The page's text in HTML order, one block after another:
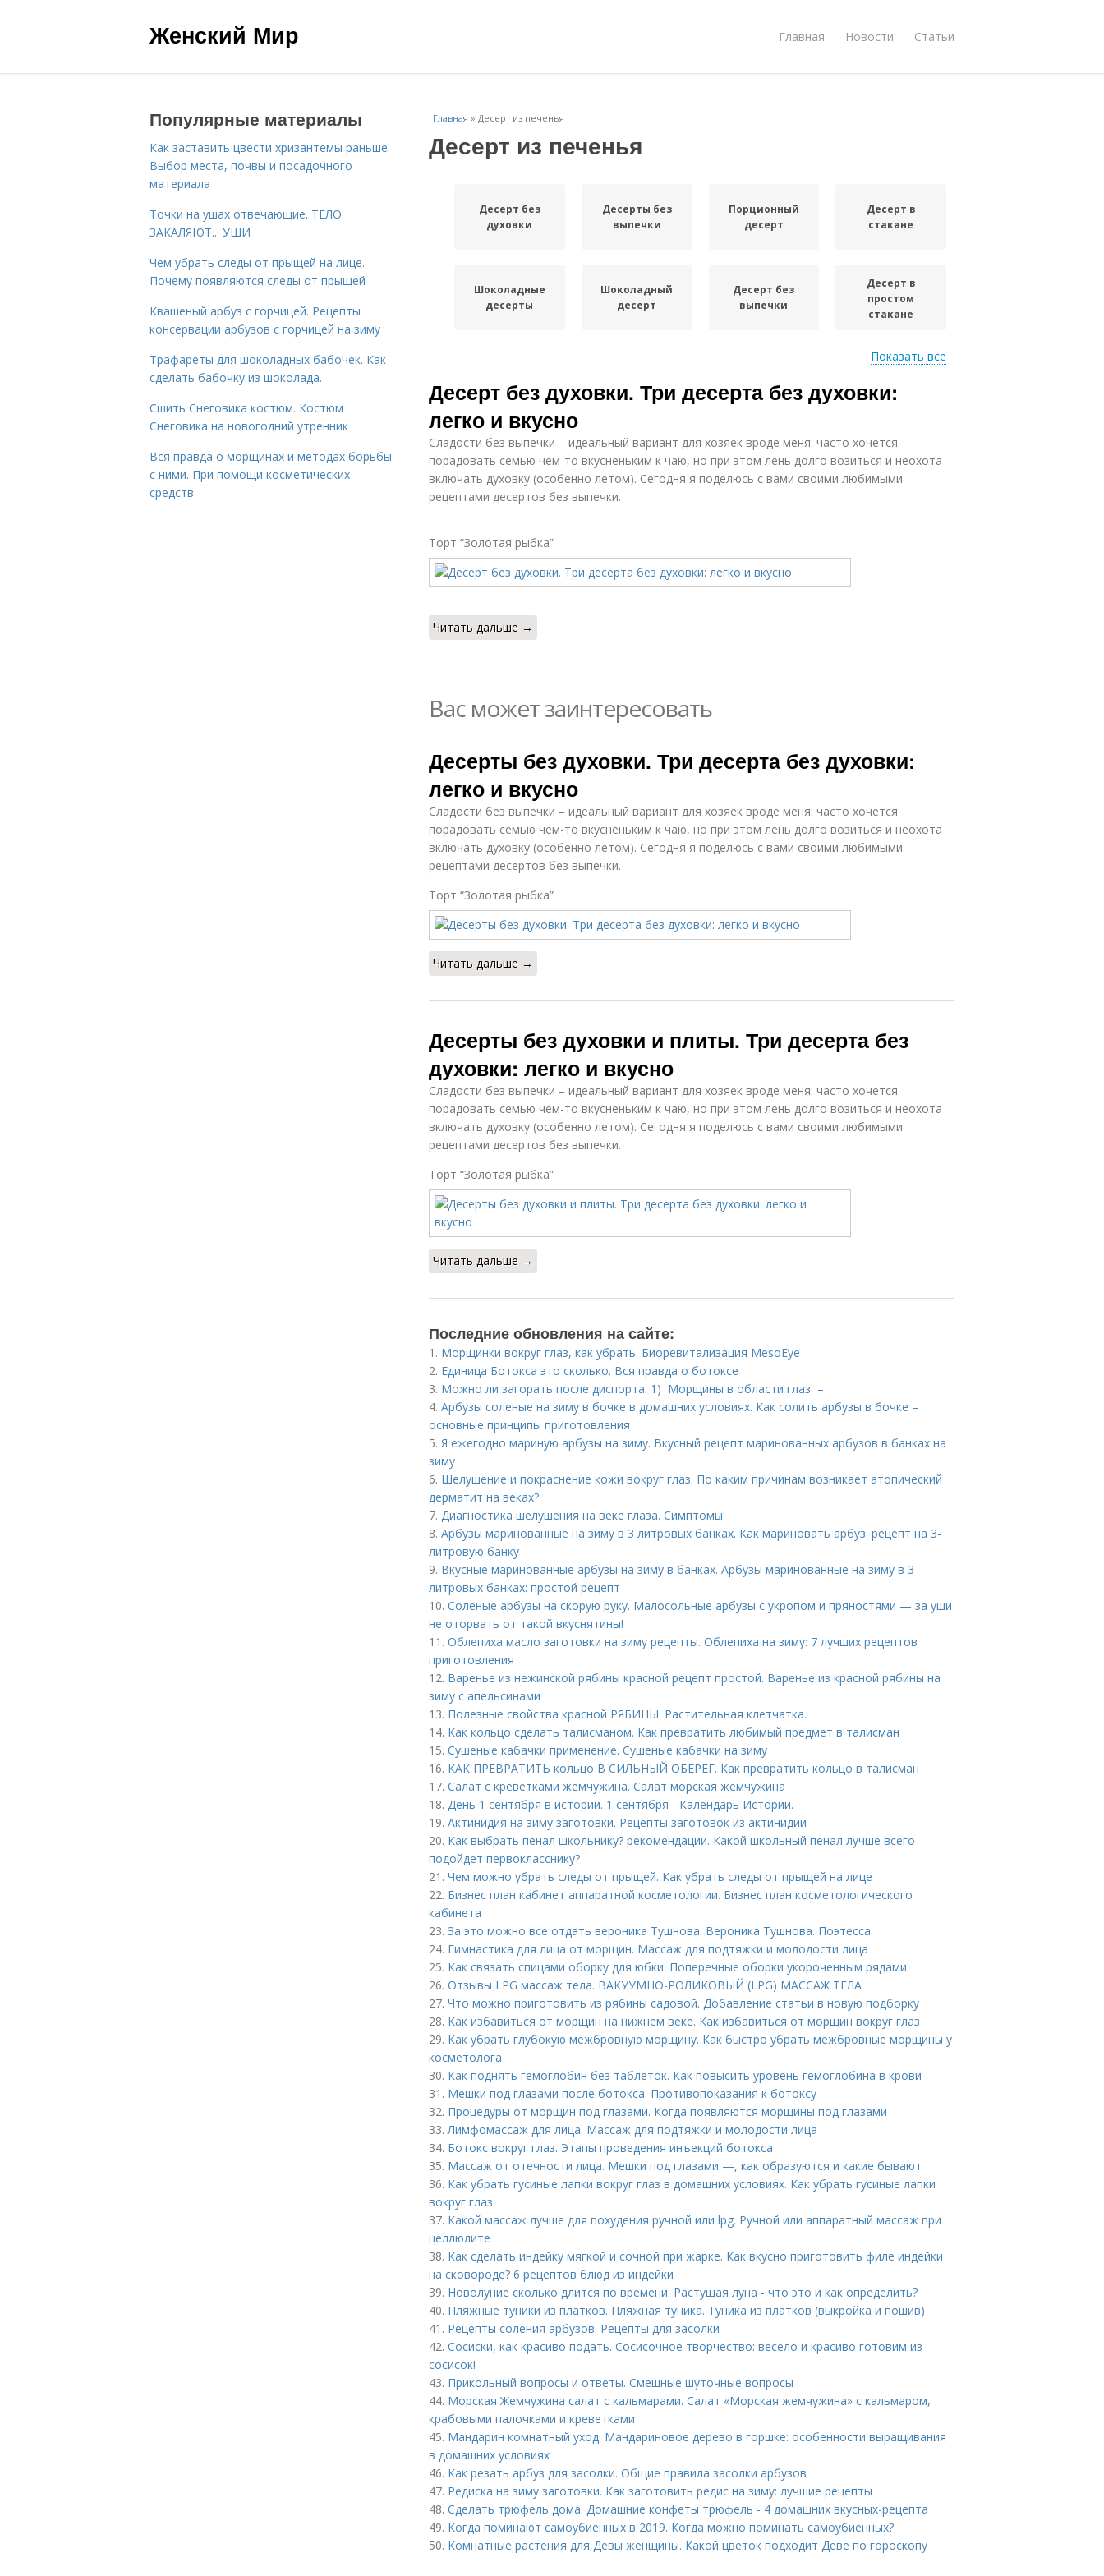
Женский Мир Главная Новости Статьи
Главная » Десерт из печенья
Десерт из печенья
Десерт без
духовки
Десерты без
выпечки
Порционный
десерт
Десерт в
стакане
Шоколадные
десерты
Шоколадный
десерт
Десерт без
выпечки
Десерт в
простом
стакане
Показать все
Десерт без духовки. Три десерта без духовки:
легко и вкусно
Сладости без выпечки – идеальный вариант для хозяек вроде меня: часто хочется
порадовать семью чем-то вкусненьким к чаю, но при этом лень долго возиться и неохота
включать духовку (особенно летом). Сегодня я поделюсь с вами своими любимыми
рецептами десертов без выпечки.
Торт “Золотая рыбка”
Читать дальше →
Вас может заинтересовать
Десерты без духовки. Три десерта без духовки:
легко и вкусно
Сладости без выпечки – идеальный вариант для хозяек вроде меня: часто хочется
порадовать семью чем-то вкусненьким к чаю, но при этом лень долго возиться и неохота
включать духовку (особенно летом). Сегодня я поделюсь с вами своими любимыми
рецептами десертов без выпечки.
Торт “Золотая рыбка”
Читать дальше →
Десерты без духовки и плиты. Три десерта без
духовки: легко и вкусно
Сладости без выпечки – идеальный вариант для хозяек вроде меня: часто хочется
порадовать семью чем-то вкусненьким к чаю, но при этом лень долго возиться и неохота
включать духовку (особенно летом). Сегодня я поделюсь с вами своими любимыми
рецептами десертов без выпечки.
Торт “Золотая рыбка”
Читать дальше →
Последние обновления на сайте:
1. Морщинки вокруг глаз, как убрать. Биоревитализация MesoEye
2. Единица Ботокса это сколько. Вся правда о ботоксе
3. Можно ли загорать после диспорта. 1) Морщины в области глаз –
4. Арбузы соленые на зиму в бочке в домашних условиях. Как солить арбузы в бочке –
основные принципы приготовления
5. Я ежегодно мариную арбузы на зиму. Вкусный рецепт маринованных арбузов в банках на
зиму
6. Шелушение и покраснение кожи вокруг глаз. По каким причинам возникает атопический
дерматит на веках?
7. Диагностика шелушения на веке глаза. Симптомы
8. Арбузы маринованные на зиму в 3 литровых банках. Как мариновать арбуз: рецепт на 3-
литровую банку
9. Вкусные маринованные арбузы на зиму в банках. Арбузы маринованные на зиму в 3
литровых банках: простой рецепт
10. Соленые арбузы на скорую руку. Малосольные арбузы с укропом и пряностями — за уши
не оторвать от такой вкуснятины!
11. Облепиха масло заготовки на зиму рецепты. Облепиха на зиму: 7 лучших рецептов
приготовления
12. Варенье из нежинской рябины красной рецепт простой. Варенье из красной рябины на
зиму с апельсинами
13. Полезные свойства красной РЯБИНЫ. Растительная клетчатка.
14. Как кольцо сделать талисманом. Как превратить любимый предмет в талисман
15. Сушеные кабачки применение. Сушеные кабачки на зиму
16. КАК ПРЕВРАТИТЬ кольцо В СИЛЬНЫЙ ОБЕРЕГ. Как превратить кольцо в талисман
17. Салат с креветками жемчужина. Салат морская жемчужина
18. День 1 сентября в истории. 1 сентября - Календарь Истории.
19. Актинидия на зиму заготовки. Рецепты заготовок из актинидии
20. Как выбрать пенал школьнику? рекомендации. Какой школьный пенал лучше всего
подойдет первокласснику?
21. Чем можно убрать следы от прыщей. Как убрать следы от прыщей на лице
22. Бизнес план кабинет аппаратной косметологии. Бизнес план косметологического
кабинета
23. За это можно все отдать вероника Тушнова. Вероника Тушнова. Поэтесса.
24. Гимнастика для лица от морщин. Массаж для подтяжки и молодости лица
25. Как связать спицами оборку для юбки. Поперечные оборки укороченным рядами
26. Отзывы LPG массаж тела. ВАКУУМНО-РОЛИКОВЫЙ (LPG) МАССАЖ ТЕЛА
27. Что можно приготовить из рябины садовой. Добавление статьи в новую подборку
28. Как избавиться от морщин на нижнем веке. Как избавиться от морщин вокруг глаз
29. Как убрать глубокую межбровную морщину. Как быстро убрать межбровные морщины у
косметолога
30. Как поднять гемоглобин без таблеток. Как повысить уровень гемоглобина в крови
31. Мешки под глазами после ботокса. Противопоказания к ботоксу
32. Процедуры от морщин под глазами. Когда появляются морщины под глазами
33.Лимфомассаж для лица. Массаж для подтяжки и молодости лица
34. Ботокс вокруг глаз. Этапы проведения инъекций ботокса
35. Массаж от отечности лица. Мешки под глазами —, как образуются и какие бывают
36. Как убрать гусиные лапки вокруг глаз в домашних условиях. Как убрать гусиные лапки
вокруг глаз
37. Какой массаж лучше для похудения ручной или lpg. Ручной или аппаратный массаж при
целлюлите
38. Как сделать индейку мягкой и сочной при жарке. Как вкусно приготовить филе индейки
на сковороде? 6 рецептов блюд из индейки
39. Новолуние сколько длится по времени. Растущая луна - что это и как определить?
40. Пляжные туники из платков. Пляжная туника. Туника из платков (выкройка и пошив)
41. Рецепты соления арбузов. Рецепты для засолки
42. Сосиски, как красиво подать. Сосисочное творчество: весело и красиво готовим из
сосисок!
43. Прикольный вопросы и ответы. Смешные шуточные вопросы
44. Морская Жемчужина салат с кальмарами. Салат «Морская жемчужина» с кальмаром,
крабовыми палочками и креветками
45. Мандарин комнатный уход. Мандариновое дерево в горшке: особенности выращивания
в домашних условиях
46. Как резать арбуз для засолки. Общие правила засолки арбузов
47. Редиска на зиму заготовки. Как заготовить редис на зиму: лучшие рецепты
48. Сделать трюфель дома. Домашние конфеты трюфель - 4 домашних вкусных-рецепта
49. Когда поминают самоубиенных в 2019. Когда можно поминать самоубиенных?
50. Комнатные растения для Девы женщины. Какой цветок подходит Деве по гороскопу
Популярные материалы
Как заставить цвести хризантемы раньше.
Выбор места, почвы и посадочного
материала
Точки на ушах отвечающие. ТЕЛО
ЗАКАЛЯЮТ... УШИ
Чем убрать следы от прыщей на лице.
Почему появляются следы от прыщей
Квашеный арбуз с горчицей. Рецепты
консервации арбузов с горчицей на зиму
Трафареты для шоколадных бабочек. Как
сделать бабочку из шоколада.
Сшить Снеговика костюм. Костюм
Снеговика на новогодний утренник
Вся правда о морщинах и методах борьбы
с ними. При помощи косметических
средств